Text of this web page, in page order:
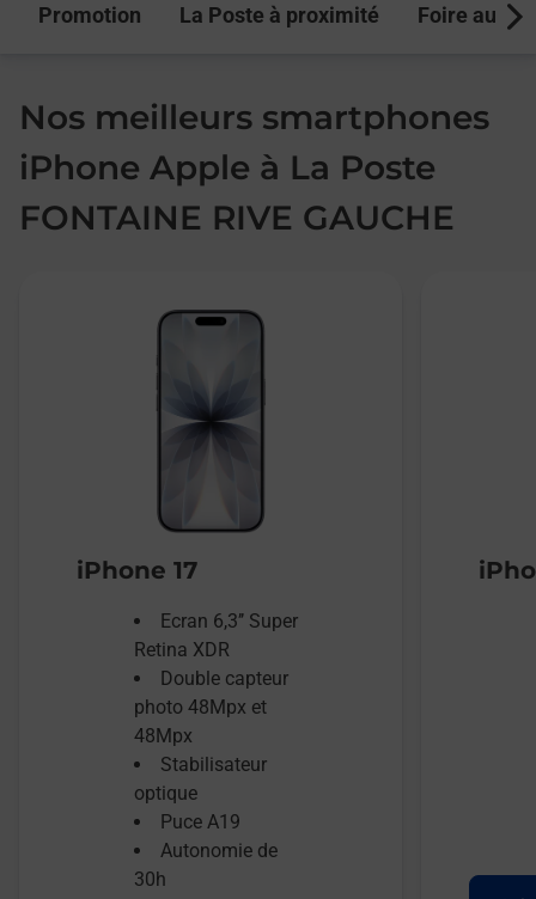
Promotion La Poste à proximité Foire aux
Nos meilleurs smartphones
iPhone Apple à La Poste
FONTAINE RIVE GAUCHE
iPhone 17
Ecran 6,3’’ Super
Retina XDR
Double capteur
photo 48Mpx et
48Mpx
Stabilisateur
optique
Puce A19
Autonomie de
30h